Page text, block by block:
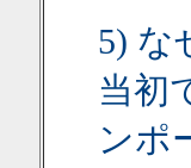
5) な
当初
ンポ